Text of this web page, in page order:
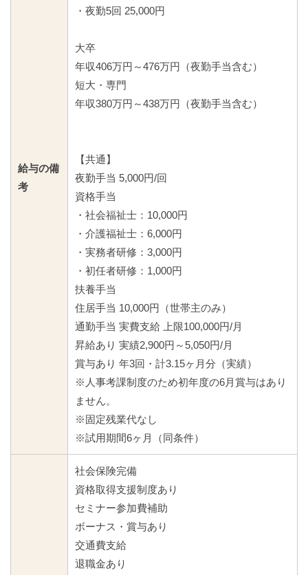
給与の備
考
・夜勤5回 25,000円
大卒
年収406万円～476万円（夜勤手当含む）
短大・専門
年収380万円～438万円（夜勤手当含む）
【共通】
夜勤手当 5,000円/回
資格手当
・社会福祉士：10,000円
・介護福祉士：6,000円
・実務者研修：3,000円
・初任者研修：1,000円
扶養手当
住居手当 10,000円（世帯主のみ）
通勤手当 実費支給 上限100,000円/月
昇給あり 実績2,900円～5,050円/月
賞与あり 年3回・計3.15ヶ月分（実績）
※人事考課制度のため初年度の6月賞与はあり
ません。
※固定残業代なし
※試用期間6ヶ月（同条件）
社会保険完備
資格取得支援制度あり
セミナー参加費補助
ボーナス・賞与あり
交通費支給
退職金あり